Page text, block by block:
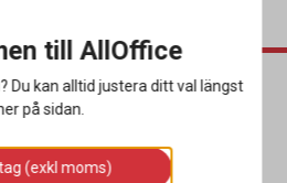
Miljöval
till AllOffice
Du kan alltid justera ditt val längst
på sidan.
(exkl moms)